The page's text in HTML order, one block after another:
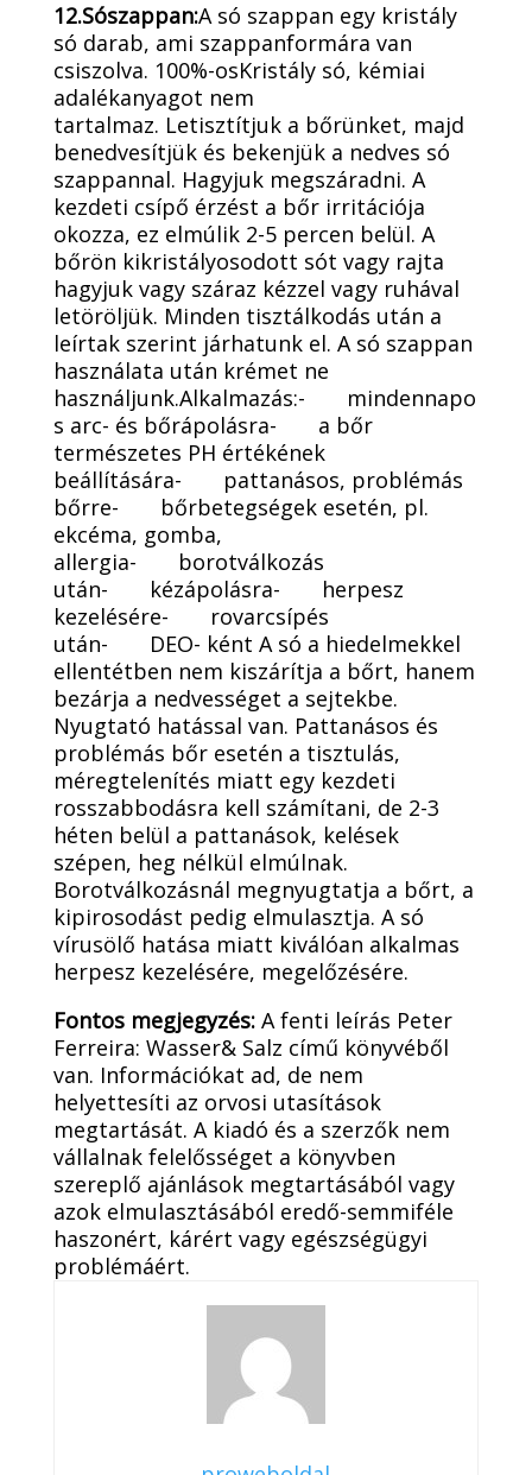
12.Sószappan:A só szappan egy kristály
só darab, ami szappanformára van
csiszolva. 100%-osKristály só, kémiai
adalékanyagot nem
tartalmaz. Letisztítjuk a bőrünket, majd
benedvesítjük és bekenjük a nedves só
szappannal. Hagyjuk megszáradni. A
kezdeti csípő érzést a bőr irritációja
okozza, ez elmúlik 2-5 percen belül. A
bőrön kikristályosodott sót vagy rajta
hagyjuk vagy száraz kézzel vagy ruhával
letöröljük. Minden tisztálkodás után a
leírtak szerint járhatunk el. A só szappan
használata után krémet ne
használjunk.Alkalmazás:- mindennapo
s arc- és bőrápolásra- a bőr
természetes PH értékének
beállítására- pattanásos, problémás
bőrre- bőrbetegségek esetén, pl.
ekcéma, gomba,
allergia- borotválkozás
után- kézápolásra- herpesz
kezelésére- rovarcsípés
után- DEO- ként A só a hiedelmekkel
ellentétben nem kiszárítja a bőrt, hanem
bezárja a nedvességet a sejtekbe.
Nyugtató hatással van. Pattanásos és
problémás bőr esetén a tisztulás,
méregtelenítés miatt egy kezdeti
rosszabbodásra kell számítani, de 2-3
héten belül a pattanások, kelések
szépen, heg nélkül elmúlnak.
Borotválkozásnál megnyugtatja a bőrt, a
kipirosodást pedig elmulasztja. A só
vírusölő hatása miatt kiválóan alkalmas
herpesz kezelésére, megelőzésére.
Fontos megjegyzés:A fenti leírás Peter
Ferreira: Wasser& Salz című könyvéből
van. Információkat ad, de nem
helyettesíti az orvosi utasítások
megtartását. A kiadó és a szerzők nem
vállalnak felelősséget a könyvben
szereplő ajánlások megtartásából vagy
azok elmulasztásából eredő-semmiféle
haszonért, kárért vagy egészségügyi
problémáért.